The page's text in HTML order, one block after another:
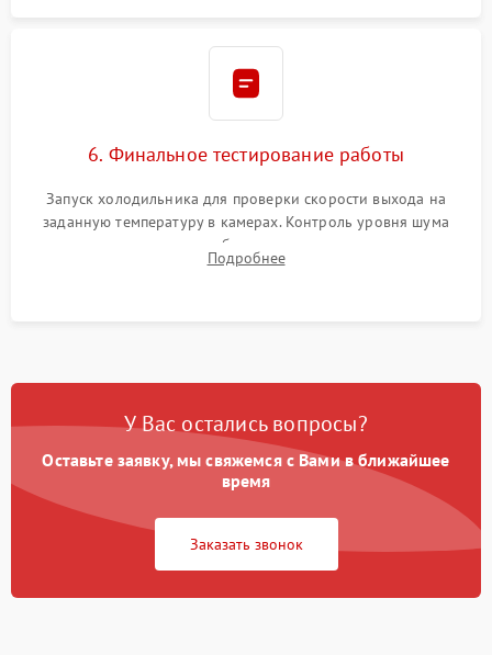
6. Финальное тестирование работы
Запуск холодильника для проверки скорости выхода на
заданную температуру в камерах. Контроль уровня шума
компрессора, отсутствия обмерзания стенок и корректного
срабатывания системы автоматической оттайки.
Подробнее
У Вас остались вопросы?
Оставьте заявку, мы свяжемся с Вами в ближайшее
время
Заказать звонок